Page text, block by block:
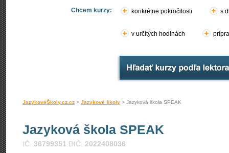
Chcem kurzy: konkrétne pokročilosti s
v určitých hodinách
JazykovéŠkoly.cz.cz > Jazykové školy > Jazyková škola SPEAK
Jazyková škola SPEAK
IČ: 36799351 DIČ: 2022408036